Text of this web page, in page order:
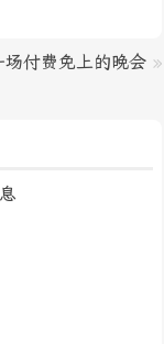
场付费免上的晚会 »